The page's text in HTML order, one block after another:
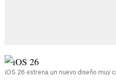
iOS 26 estrena un nuevo diseño muy